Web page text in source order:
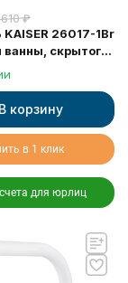
₽
26017-1Br
скрытого
В корзину
в 1 клик
для юрлиц